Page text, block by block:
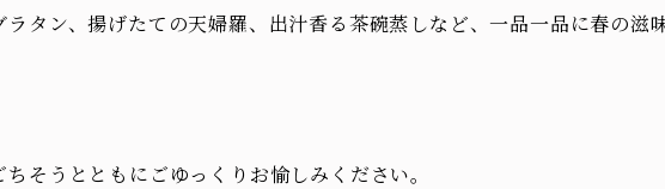
タン、揚げたての天婦羅、出汁香る茶碗蒸しなど、一品一品に春の滋
そうとともにごゆっくりお愉しみください。